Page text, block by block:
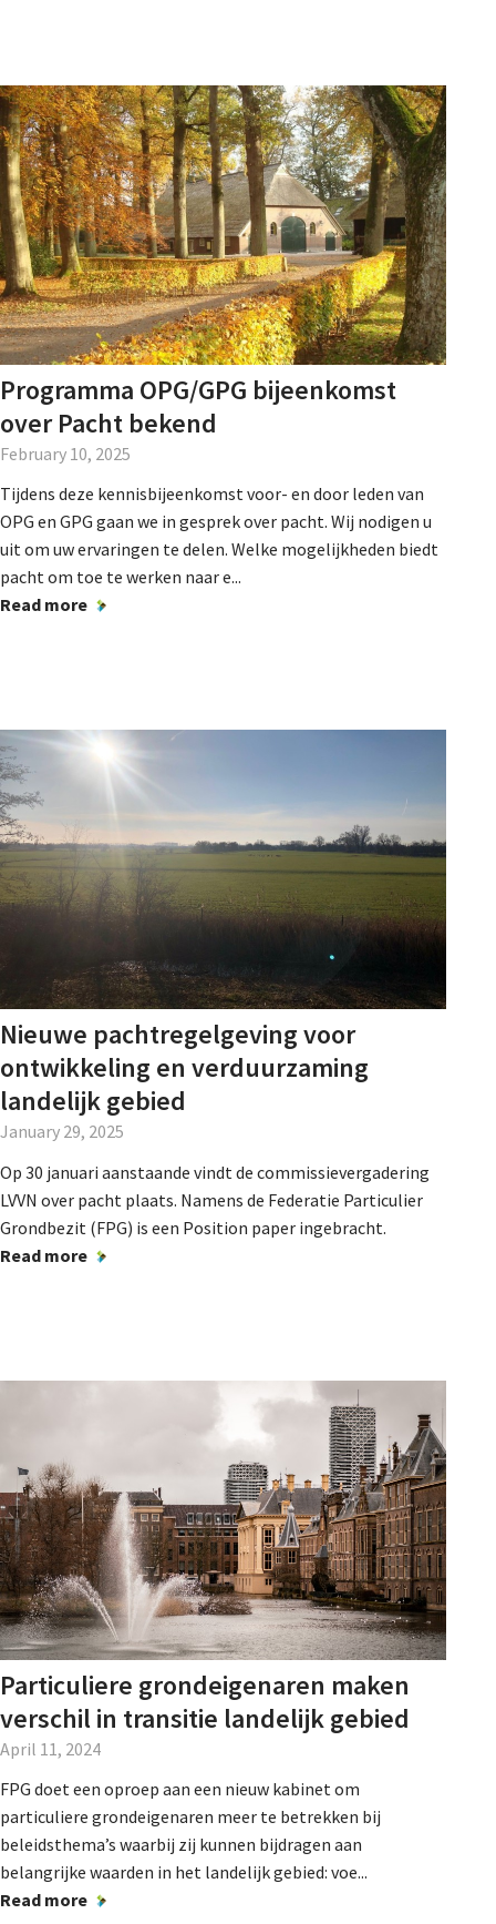
Programma OPG/GPG bijeenkomst
over Pacht bekend
February 10, 2025
Tijdens deze kennisbijeenkomst voor- en door leden van
OPG en GPG gaan we in gesprek over pacht. Wij nodigen u
uit om uw ervaringen te delen. Welke mogelijkheden biedt
pacht om toe te werken naar e...
Read more
Nieuwe pachtregelgeving voor
ontwikkeling en verduurzaming
landelijk gebied
January 29, 2025
Op 30 januari aanstaande vindt de commissievergadering
LVVN over pacht plaats. Namens de Federatie Particulier
Grondbezit (FPG) is een Position paper ingebracht.
Read more
Particuliere grondeigenaren maken
verschil in transitie landelijk gebied
April 11, 2024
FPG doet een oproep aan een nieuw kabinet om
particuliere grondeigenaren meer te betrekken bij
beleidsthema’s waarbij zij kunnen bijdragen aan
belangrijke waarden in het landelijk gebied: voe...
Read more